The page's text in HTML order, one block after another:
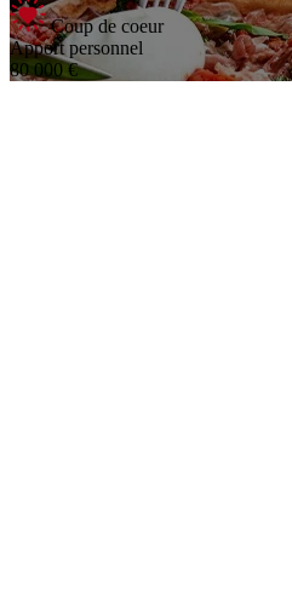
Coup de coeur
Apport personnel
80 000 €